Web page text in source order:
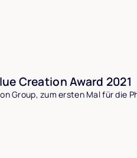
Creation Award 2021
Group, zum ersten Mal für die